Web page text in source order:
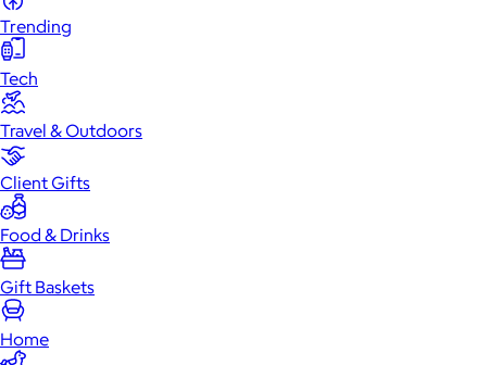
Trending
Tech
Travel & Outdoors
Client Gifts
Food & Drinks
Gift Baskets
Home